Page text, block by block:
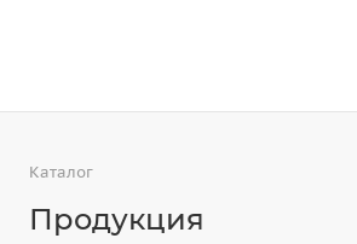
Каталог
Продукция